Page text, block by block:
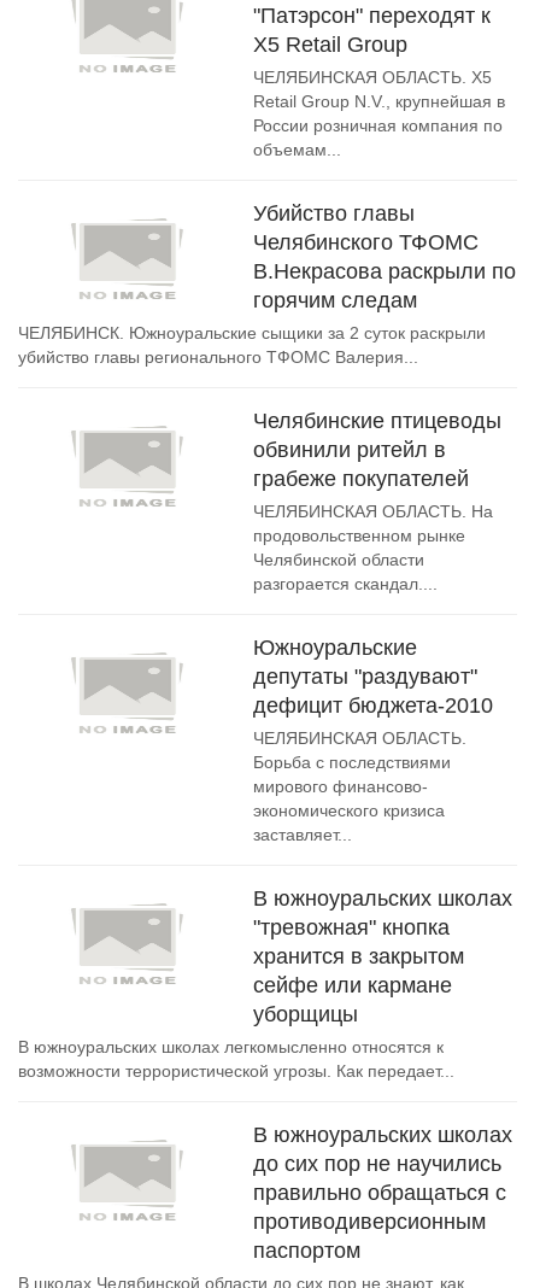
"Патэрсон" переходят к
X5 Retail Group
ЧЕЛЯБИНСКАЯ ОБЛАСТЬ. X5
Retail Group N.V., крупнейшая в
России розничная компания по
объемам...
Убийство главы
Челябинского ТФОМС
В.Некрасова раскрыли по
горячим следам
ЧЕЛЯБИНСК. Южноуральские сыщики за 2 суток раскрыли
убийство главы регионального ТФОМС Валерия...
Челябинские птицеводы
обвинили ритейл в
грабеже покупателей
ЧЕЛЯБИНСКАЯ ОБЛАСТЬ. На
продовольственном рынке
Челябинской области
разгорается скандал....
Южноуральские
депутаты "раздувают"
дефицит бюджета-2010
ЧЕЛЯБИНСКАЯ ОБЛАСТЬ.
Борьба с последствиями
мирового финансово-
экономического кризиса
заставляет...
В южноуральских школах
"тревожная" кнопка
хранится в закрытом
сейфе или кармане
уборщицы
В южноуральских школах легкомысленно относятся к
возможности террористической угрозы. Как передает...
В южноуральских школах
до сих пор не научились
правильно обращаться с
противодиверсионным
паспортом
В школах Челябинской области до сих пор не знают, как